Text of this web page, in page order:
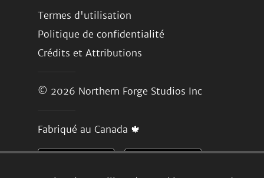
Termes d'utilisation
Politique de confidentialité
Crédits et Attributions
© 2026 Northern Forge Studios Inc
Fabriqué au Canada 🍁